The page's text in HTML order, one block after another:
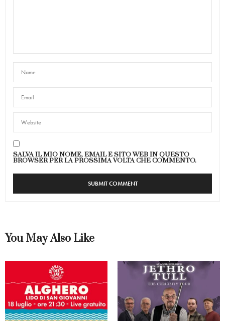
SALVA IL MIO NOME, EMAIL E SITO WEB IN QUESTO
BROWSER PER LA PROSSIMA VOLTA CHE COMMENTO.
You May Also Like